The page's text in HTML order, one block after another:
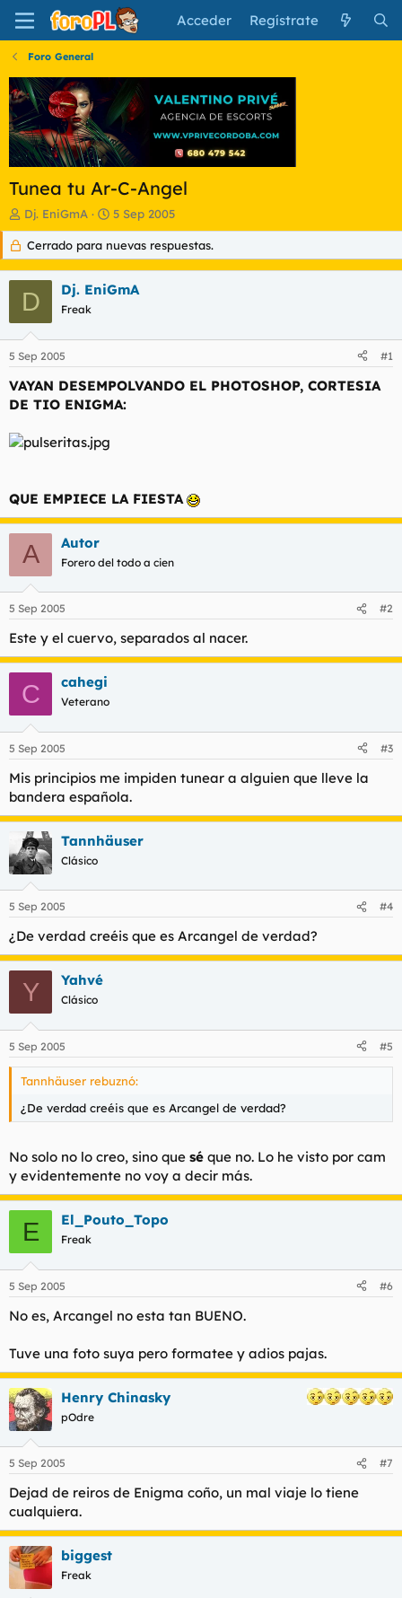
Acceder Regístrate
Foro General
Tunea tu Ar-C-Angel
I
n
c
i
a
d
o
r
d
l
t
m
a
Dj. EniGmA
F
e
c
h
d
n
i
o
5 Sep 2005
Cerrado para nuevas respuestas.
D Dj. EniGmA
Freak
5 Sep 2005 #1
VAYAN DESEMPOLVANDO EL PHOTOSHOP, CORTESIA
DE TIO ENIGMA:
QUE EMPIECE LA FIESTA
A Autor
Forero del todo a cien
5 Sep 2005 #2
Este y el cuervo, separados al nacer.
C cahegi
Veterano
5 Sep 2005 #3
Mis principios me impiden tunear a alguien que lleve la
bandera española.
Tannhäuser
Clásico
5 Sep 2005 #4
¿De verdad creéis que es Arcangel de verdad?
Y Yahvé
Clásico
5 Sep 2005 #5
Tannhäuser rebuznó:
¿De verdad creéis que es Arcangel de verdad?
No solo no lo creo, sino que sé que no. Lo he visto por cam
y evidentemente no voy a decir más.
E El_Pouto_Topo
Freak
5 Sep 2005 #6
No es, Arcangel no esta tan BUENO.
Tuve una foto suya pero formatee y adios pajas.
Henry Chinasky
pOdre
5 Sep 2005 #7
Dejad de reiros de Enigma coño, un mal viaje lo tiene
cualquiera.
biggest
Freak